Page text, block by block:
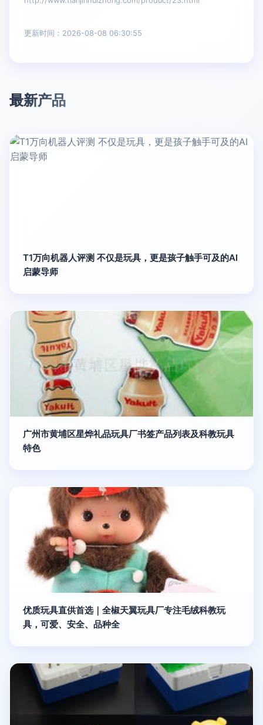
更新时间：2026-08-08 06:30:55
最新产品
T1万向机器人评测 不仅是玩具，更是孩子触手可及的AI
启蒙导师
广州市黄埔区星烨礼品玩具厂书签产品列表及科教玩具
特色
优质玩具直供首选｜全椒天翼玩具厂专注毛绒科教玩
具，可爱、安全、品种全